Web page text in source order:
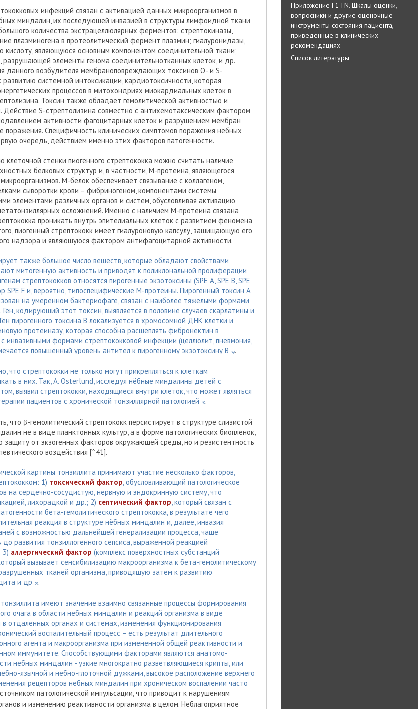
Приложение Г1-ГN. Шкалы оценки,
вопросники и другие оценочные
инструменты состояния пациента,
приведенные в клинических
рекомендациях
Список литературы
инфекций связан с активацией данных микроорганизмов в
миндалин, их последующей инвазией в структуры лимфоидной ткани
количества экстрацеллюлярных ферментов: стрептокиназы,
плазминогена в протеолитический фермент плазмин; гиалуронидазы,
кислоту, являющуюся основным компонентом соединительной ткани;
элементы генома соединительнотканных клеток, и др.
данного возбудителя мембраноповреждающих токсинов О- и S-
системной интоксикации, кардиотоксичности, которая
процессов в митохондриях миокардиальных клеток в
Токсин также обладает гемолитической активностью и
Действие S-стрептолизина совместно с антихемотаксическим фактором
активности фагоцитарных клеток и разрушением мембран
поражения. Специфичность клинических симптомов поражения нёбных
очередь, действием именно этих факторов патогенности.
клеточной стенки пиогенного стрептококка можно считать наличие
белковых структур и, в частности, М-протеина, являющегося
М-белок обеспечивает связывание с коллагеном,
сыворотки крови – фибриногеном, компонентами системы
элементами различных органов и систем, обусловливая активацию
осложнений. Именно с наличием М-протеина связана
проникать внутрь эпителиальных клеток с развитием феномена
пиогенный стрептококк имеет гиалуроновую капсулу, защищающую его
надзора и являющуюся фактором антифагоцитарной активности.
также большое число веществ, которые обладают свойствами
митогенную активность и приводят к поликлональной пролиферации
стрептококков относятся пирогенные экзотоксины (SPE A, SPE B, SPE
SPE F и, вероятно, типоспецифические М-протеины. Пирогенный токсин А
на умеренном бактериофаге, связан с наиболее тяжелыми формами
кодирующий этот токсин, выявляется в половине случаев скарлатины и
пирогенного токсина В локализуется в хромосомной ДНК клетки и
протеиназу, которая способна расщеплять фибронектин в
инвазивными формами стрептококковой инфекции (целлюлит, пневмония,
повышенный уровень антител к пирогенному экзотоксину В 39.
что стрептококки не только могут прикрепляться к клеткам
в них. Так, A. Osterlund, исследуя нёбные миндалины детей с
выявил стрептококки, находящиеся внутри клеток, что может являться
пациентов с хронической тонзиллярной патологией 40.
что β-гемолитический стрептококк персистирует в структуре слизистой
не в виде планктонных культур, а в форме патологических биопленок,
защиту от экзогенных факторов окружающей среды, но и резистентность
воздействия [^41].
картины тонзиллита принимают участие несколько факторов,
1) токсический фактор, обусловливающий патологическое
на сердечно-сосудистую, нервную и эндокринную систему, что
лихорадкой и др.; 2) септический фактор, который связан с
бета-гемолитического стрептококка, в результате чего
реакция в структуре нёбных миндалин и, далее, инвазия
с возможностью дальнейшей генерализации процесса, чаще
до развития тонзиллогенного сепсиса, выраженной реакцией
3) аллергический фактор (комплекс поверхностных субстанций
вызывает сенсибилизацию макроорганизма к бета-гемолитическому
тканей организма, приводящую затем к развитию
и др 39.
тонзиллита имеют значение взаимно связанные процессы формирования
очага в области небных миндалин и реакций организма в виде
отдаленных органах и системах, изменения функционирования
воспалительный процесс – есть результат длительного
агента и макроорганизма при измененной общей реактивности и
иммунитете. Способствующими факторами являются анатомо-
небных миндалин - узкие многократно разветвляющиеся крипты, или
язычной и небно-глоточной дужками, высокое расположение верхнего
рецепторов небных миндалин при хроническом воспалении часто
патологической импульсации, что приводит к нарушениям
и изменению реактивности организма в целом. Неблагоприятное